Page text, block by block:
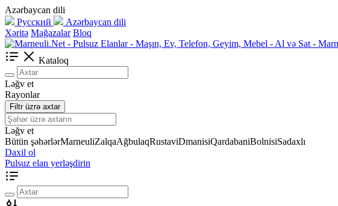
Azərbaycan dili
Русский
Azərbaycan dili
Xəritə Mağazalar Bloq
Kataloq
Ləğv et
Rayonlar
Filtr üzrə axtar
Ləğv et
Bütün şəhərlərMarneuliZalqaAğbulaqRustaviDmanisiQardabaniBolnisiSadaxlı
Daxil ol
Pulsuz elan yerləşdirin